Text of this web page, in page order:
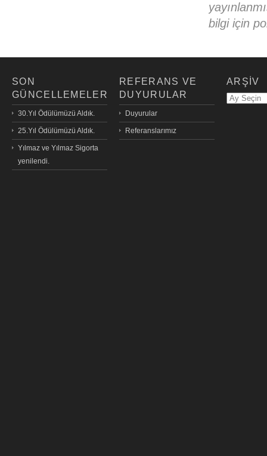
bilgi için
SON
GÜNCELLEMELER
30.Yıl Ödülümüzü Aldık.
25.Yıl Ödülümüzü Aldık.
Yılmaz ve Yılmaz Sigorta
yenilendi.
REFERANS VE
DUYURULAR
Duyurular
Referanslarımız
ARŞİV